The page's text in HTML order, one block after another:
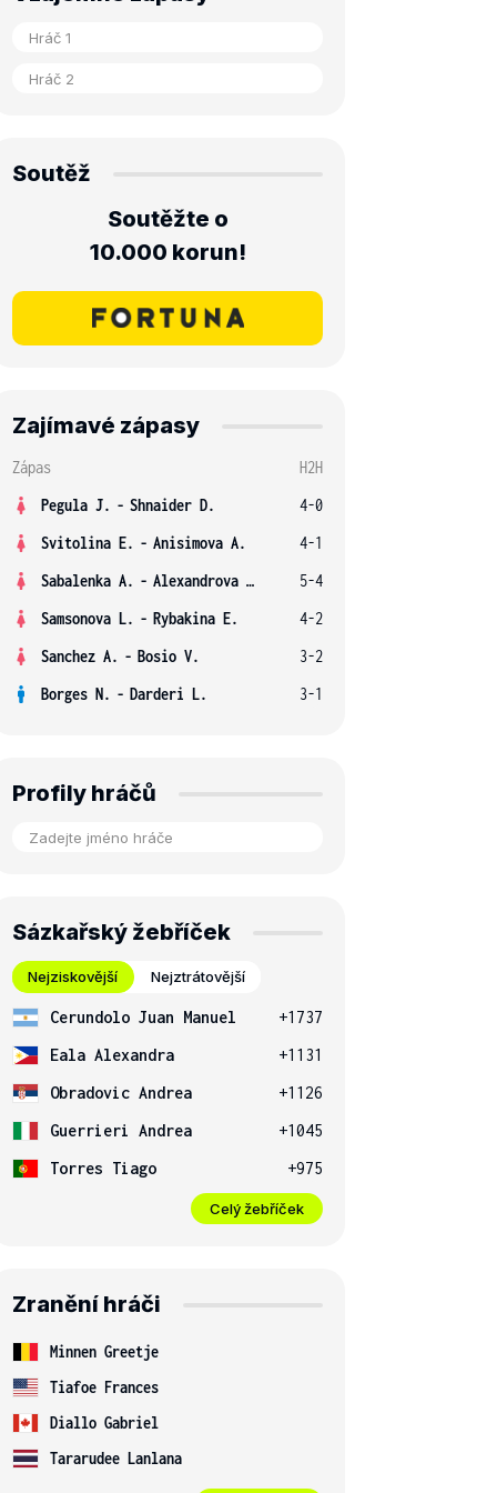
Soutěž
Soutěžte o
10.000 korun!
Zajímavé zápasy
Zápas
H2H
Pegula J. - Shnaider D.
4-0
Svitolina E. - Anisimova A.
4-1
Sabalenka A. - Alexandrova E.
5-4
Samsonova L. - Rybakina E.
4-2
Sanchez A. - Bosio V.
3-2
Borges N. - Darderi L. 3-1
Profily hráčů
Sázkařský žebříček
Nejziskovější Nejztrátovější
Cerundolo Juan Manuel
+1737
Eala Alexandra
+1131
Obradovic Andrea
+1126
Guerrieri Andrea
+1045
Torres Tiago
+975
Celý žebříček
Zranění hráči
Minnen Greetje
Tiafoe Frances
Diallo Gabriel
Tararudee Lanlana